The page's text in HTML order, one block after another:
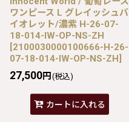
ワンピース L グレイッシュバ
イオレット/濃紫 H-26-07-
18-014-IW-OP-NS-ZH
[2100030000100666-H-26-
07-18-014-IW-OP-NS-ZH]
27,500円 (税込)
カートに入れる